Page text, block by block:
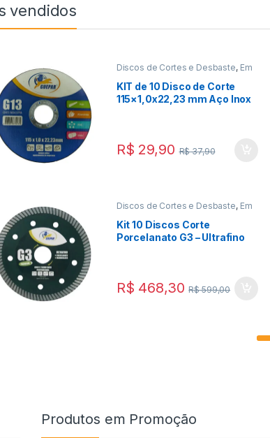
vendidos
Discos de Cortes e Desbaste, Em
KIT de 10 Disco de Corte
115×1,0x22,23 mm Aço Inox
R$ 29,90 R$37,90
Discos de Cortes e Desbaste, Em
Kit 10 Discos Corte
Porcelanato G3 – Ultrafino
R$ 468,30 R$599,00
Produtos em Promoção